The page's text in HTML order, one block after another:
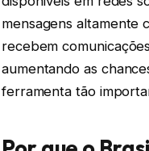
mensagens altamente
recebem
aumentando as
ferramenta tão